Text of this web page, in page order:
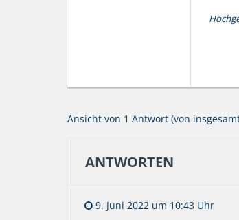
Ansicht von 1 Antwort (von
ANTWORTEN
9. Juni 2022 um 10:43 Uhr